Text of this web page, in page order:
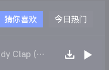
猜你喜欢 今日热门
【韩国Bounce】WYVERN - Body Clap (Original Mix)